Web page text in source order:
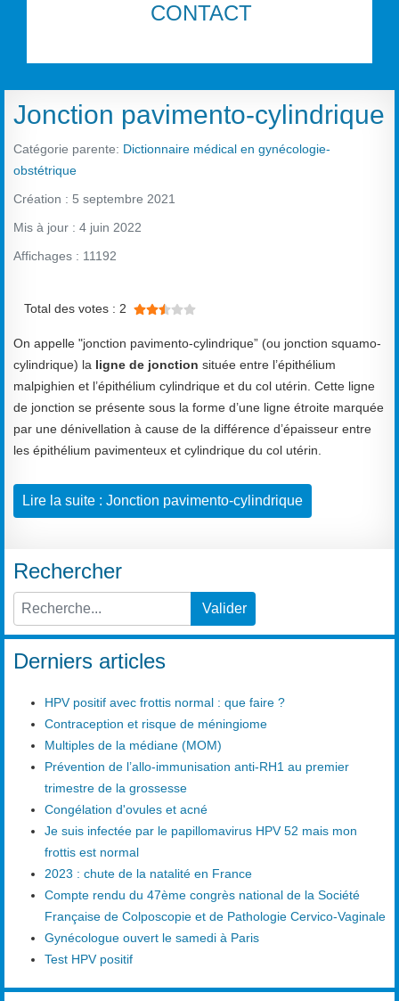
CONTACT
Jonction pavimento-cylindrique
Catégorie parente: Dictionnaire médical en gynécologie-
obstétrique
Création : 5 septembre 2021
Mis à jour : 4 juin 2022
Affichages : 11192
Total des votes : 2
On appelle "jonction pavimento-cylindrique” (ou jonction squamo-
cylindrique) la ligne de jonction située entre l’épithélium
malpighien et l’épithélium cylindrique et du col utérin. Cette ligne
de jonction se présente sous la forme d’une ligne étroite marquée
par une dénivellation à cause de la différence d’épaisseur entre
les épithélium pavimenteux et cylindrique du col utérin.
Lire la suite : Jonction pavimento-cylindrique
Rechercher
Type 2 or more characters for results.
Valider
Derniers articles
HPV positif avec frottis normal : que faire ?
Contraception et risque de méningiome
Multiples de la médiane (MOM)
Prévention de l’allo-immunisation anti-RH1 au premier
trimestre de la grossesse
Congélation d'ovules et acné
Je suis infectée par le papillomavirus HPV 52 mais mon
frottis est normal
2023 : chute de la natalité en France
Compte rendu du 47ème congrès national de la Société
Française de Colposcopie et de Pathologie Cervico-Vaginale
Gynécologue ouvert le samedi à Paris
Test HPV positif